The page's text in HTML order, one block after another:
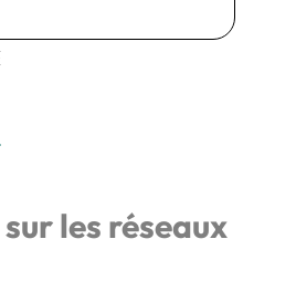
Verte
les réseaux